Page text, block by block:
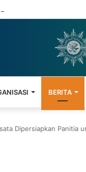
HP pada Anak, MIM
BERITA
Dipersiapkan Panitia